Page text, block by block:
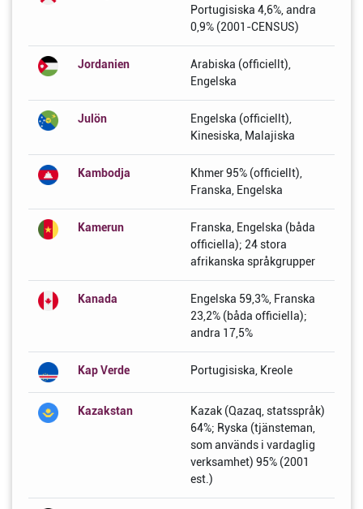
Portugisiska 4,6%, andra
0,9% (2001-CENSUS)
Jordanien
Arabiska (officiellt),
Engelska
Julön
Engelska (officiellt),
Kinesiska, Malajiska
Kambodja
Khmer 95% (officiellt),
Franska, Engelska
Kamerun
Franska, Engelska (båda
officiella); 24 stora
afrikanska språkgrupper
Kanada
Engelska 59,3%, Franska
23,2% (båda officiella);
andra 17,5%
Kap Verde Portugisiska, Kreole
Kazakstan
Kazak (Qazaq, statsspråk)
64%; Ryska (tjänsteman,
som används i vardaglig
verksamhet) 95% (2001
est.)